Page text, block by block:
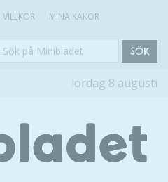
VILLKOR MINA KAKOR
Sök
SÖK
lördag 8 augusti